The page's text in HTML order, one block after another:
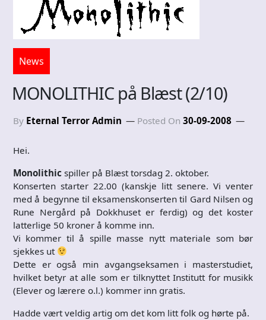
News
MONOLITHIC på Blæst (2/10)
By Eternal Terror Admin Posted On 30-09-2008
Hei.
Monolithic spiller på Blæst torsdag 2. oktober.
Konserten starter 22.00 (kanskje litt senere. Vi venter
med å begynne til eksamenskonserten til Gard Nilsen og
Rune Nergård på Dokkhuset er ferdig) og det koster
latterlige 50 kroner å komme inn.
Vi kommer til å spille masse nytt materiale som bør
sjekkes ut
Dette er også min avgangseksamen i masterstudiet,
hvilket betyr at alle som er tilknyttet Institutt for musikk
(Elever og lærere o.l.) kommer inn gratis.
Hadde vært veldig artig om det kom litt folk og hørte på.